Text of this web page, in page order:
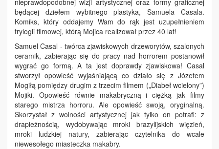
nieprawdopodobnej wizji artystycznej oraz formy graficznej
będącej dziełem wybitnego plastyka, Samuela Casala.
Komiks, który oddajemy Wam do rąk jest uzupełnieniem
trylogii filmowej, którą Mojica realizował przez 40 lat!
Samuel Casal - twórca zjawiskowych drzeworytów, szalonych
ceramik, zabierając się do pracy nad horrorem postanowił
wygrać go formą. A ta jest doprawdy zjawiskowa! Casal
stworzył opowieść wyjaśniającą co działo się z Józefem
Mogiłą pomiędzy drugim z trzecim filmem („Diabeł wcielony”)
Mojiki. Opowieść równie makabryczną i ciężką jak filmy
starego mistrza horroru. Ale opowieść swoją, oryginalną.
Skorzystał z wolności artystycznej jak tylko on potrafi: z
drapieżnością, wydobywając mroki brazylijskich więzień,
mroki ludzkiej natury, zabierając czytelnika do wcale
niewesołego miasteczka makabry.